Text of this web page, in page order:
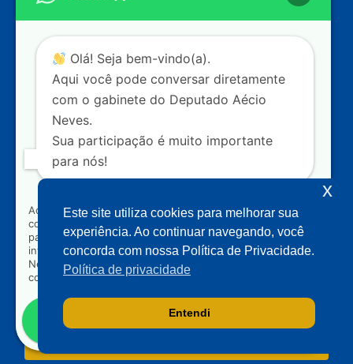
Contato
dep.aecioneves@camara.leg.br
+55 (61) 3215-5964
+55 (31) 3261-0121
+55 (31) 97150-0834
Nossas redes
Acompanhe o meu mandato
Olá! Seja bem-vindo(a).
Aqui você pode conversar diretamente
com o gabinete do Deputado Aécio
Neves.
Sua participação é muito importante
para nós!
Ao clicar para iniciar o contato pelo WhatsApp, você
concorda que seus dados serão utilizados exclusivamente
para atendimento relacionado às demandas, sugestões ou
informações referentes ao mandato do Deputado Aécio
Neves. Seus dados serão tratados com sigilo e não serão
compartilhados com terceiros.
Falar com gabinete
Este site utiliza cookies para melhorar sua
experiência. Ao continuar navegando, você
concorda com nossa Política de Privacidade.
Política de privacidade
Entendi
x